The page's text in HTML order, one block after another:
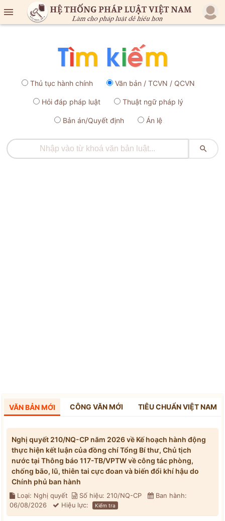

Thủ tục hành chính Văn bản / TCVN / QCVN
Hỏi đáp pháp luật Thuật ngữ pháp lý
Bản án/Quyết định Án lệ

VĂN BẢN MỚI CÔNG VĂN MỚI TIÊU CHUẨN VIỆT NAM
Nghị quyết 210/NQ-CP năm 2026 về Kế hoạch hành động
thực hiện kết luận của đồng chí Tổng Bí thư, Chủ tịch
nước tại Thông báo 117-TB/VPTW về công tác phòng,
chống bão, lũ, thiên tai cực đoan và biến đổi khí hậu do
Chính phủ ban hành
Loại: Nghị quyết Số hiệu: 210/NQ-CP
Ban hành:
06/08/2026
Hiệu lực: Kiểm tra